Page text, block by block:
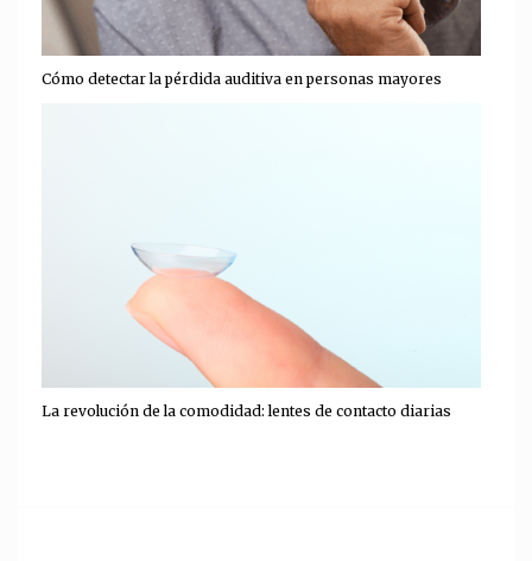
Cómo detectar la pérdida auditiva en personas mayores
La revolución de la comodidad: lentes de contacto diarias